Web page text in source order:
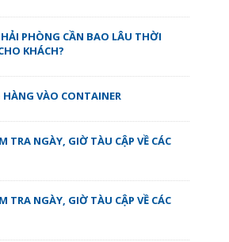
PHÒNG CẦN BAO LÂU THỜI
KHÁCH?
VÀO CONTAINER
TRA NGÀY, GIỜ TÀU CẬP VỀ CÁC
TRA NGÀY, GIỜ TÀU CẬP VỀ CÁC